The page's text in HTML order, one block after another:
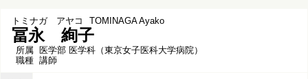
トミナガ アヤコ TOMINAGA Ayako
冨永 絢子
所属 医学部 医学科（東京女子医科大学病院）
職種 講師